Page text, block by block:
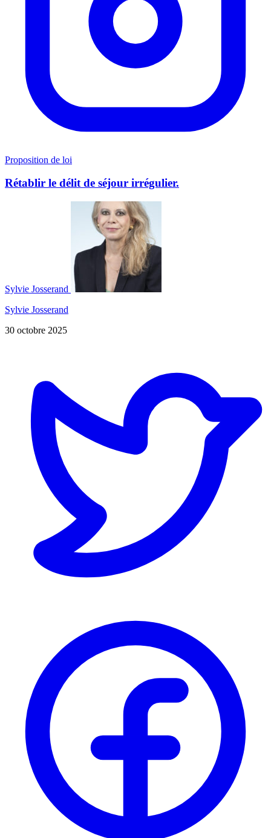
Proposition de loi
Rétablir le délit de séjour irrégulier.
Sylvie Josserand
Sylvie Josserand
30 octobre 2025